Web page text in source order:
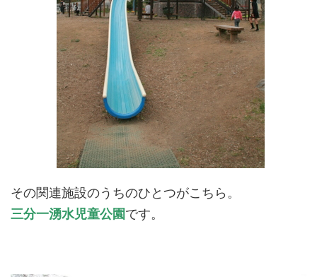
その関連施設のうちのひとつがこちら。
三分一湧水児童公園です。